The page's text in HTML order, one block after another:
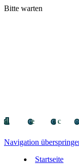
Bitte warten
Navigation
Startseite